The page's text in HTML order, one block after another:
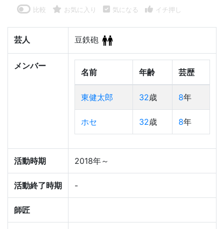
比較 お気に入り 気になる イチ押し
芸人 豆鉄砲
メンバー
名前 年齢 芸歴
東健太郎 32歳 8年
ホセ 32歳 8年
活動時期 2018年～
活動終了時期 -
師匠